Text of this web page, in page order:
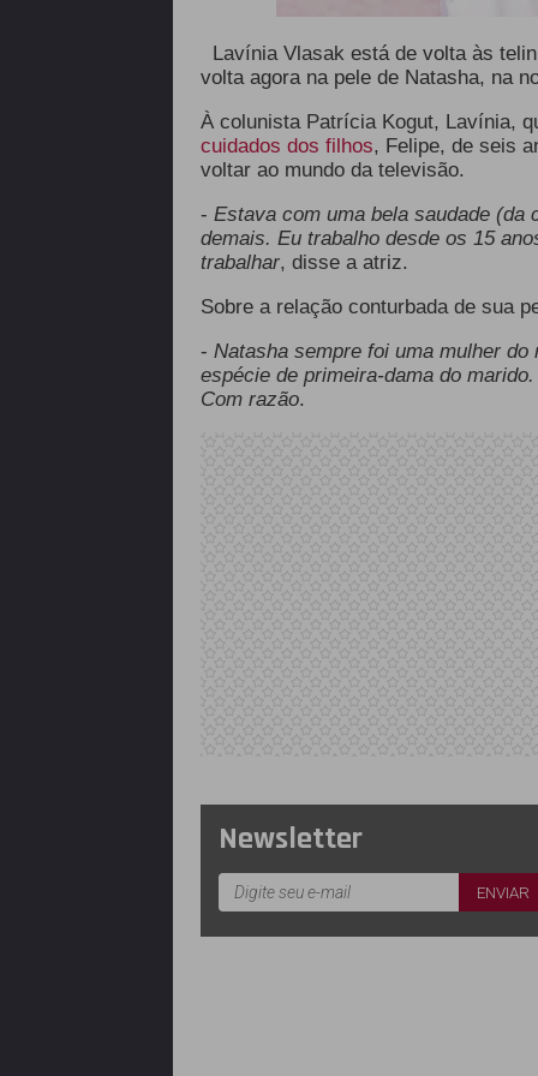
Lavínia Vlasakestá de volta às
volta agora na pele de Natasha, na
À colunista Patrícia Kogut, Lavínia,
cuidados dos filhos, Felipe, de seis
voltar ao mundo da televisão.
- Estava com uma bela saudade (da
demais. Eu trabalho desde os 15
trabalhar, disse a atriz.
Sobre a relação conturbada de sua
- Natasha sempre foi uma mulher
espécie de primeira-dama do
Com razão.
Newsletter